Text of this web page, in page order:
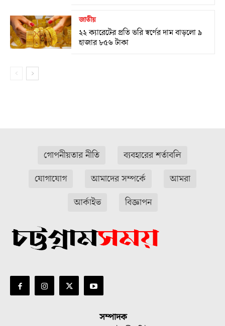
জাতীয়
২২ ক্যারেটের প্রতি ভরি স্বর্ণের দাম বাড়লো ৯
হাজার ৮৫৬ টাকা
গোপনীয়তার নীতি
ব্যবহারের শর্তাবলি
যোগাযোগ
আমাদের সম্পর্কে
আমরা
আর্কাইভ
বিজ্ঞাপন
সম্পাদক